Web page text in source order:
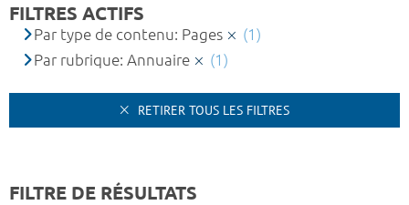
FILTRES ACTIFS
Par type de contenu: Pages
(1)
Par rubrique: Annuaire
(1)
RETIRER TOUS LES FILTRES
FILTRE DE RÉSULTATS